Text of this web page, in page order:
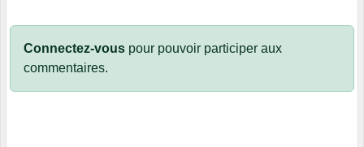
Connectez-vous pour pouvoir participer aux
commentaires.